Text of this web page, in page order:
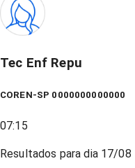
Tec Enf Repu
COREN-SP 0000000000000
07:15
Resultados para dia 17/08